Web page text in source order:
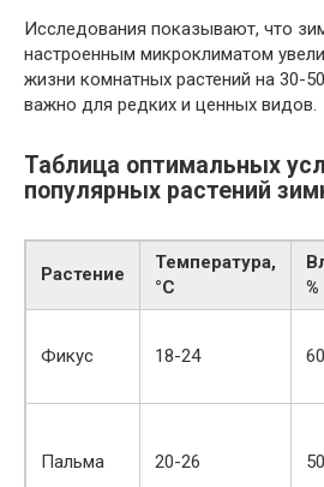
Исследования показывают, что
настроенным микроклиматом
жизни комнатных растений на 30-
важно для редких и ценных видов.
Таблица оптимальных
популярных растений
Растение
Температура,
°C
%
Фикус 18-24
Пальма 20-26